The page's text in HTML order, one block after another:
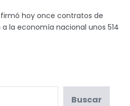
hoy once contratos de
la economía nacional unos 514
Buscar